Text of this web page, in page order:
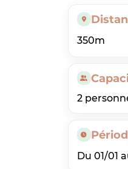
350m
2
Du 01/01